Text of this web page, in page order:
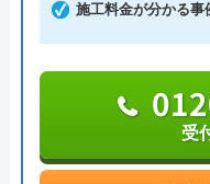
た場合でも了承を得
水PROは迅速な対
施工料金が分かる事
受